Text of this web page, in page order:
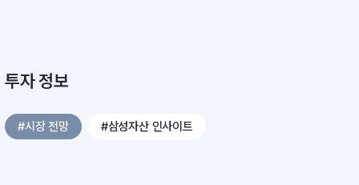
투자 정보
#시장 전망 #삼성자산 인사이트